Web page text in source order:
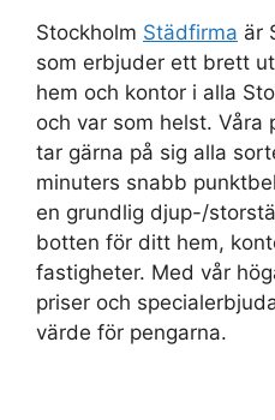
Stockholm Städfirma är
som erbjuder ett brett
hem och kontor i alla
och var som helst. Våra
tar gärna på sig alla
minuters snabb
en grundlig djup-/
botten för ditt hem,
fastigheter. Med vår
priser och
värde för pengarna.